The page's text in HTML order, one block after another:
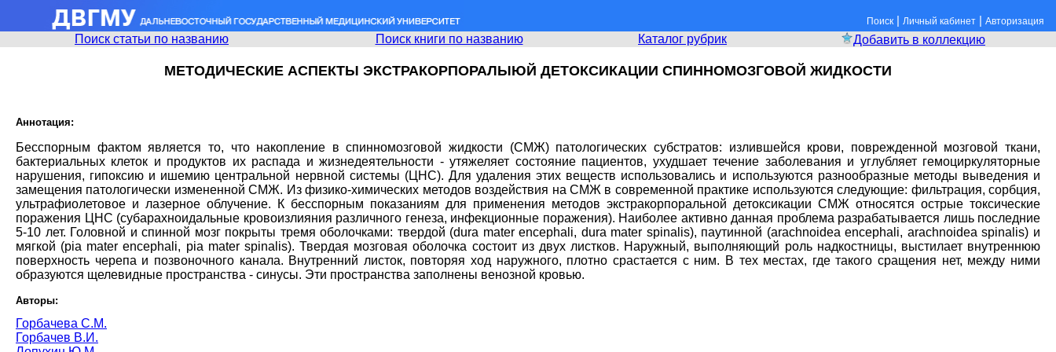
Поиск | Личный кабинет | Авторизация
Поиск статьи по названию Поиск книги по названию Каталог рубрик Добавить в коллекцию
МЕТОДИЧЕСКИЕ АСПЕКТЫ ЭКСТРАКОРПОРАЛЫЮЙ ДЕТОКСИКАЦИИ СПИННОМОЗГОВОЙ ЖИДКОСТИ
Аннотация:
Бесспорным фактом является то, что накопление в спинномозговой жидкости (СМЖ) патологических субстратов: излившейся крови, поврежденной мозговой ткани,
бактериальных клеток и продуктов их распада и жизнедеятельности - утяжеляет состояние пациентов, ухудшает течение заболевания и углубляет гемоциркуляторные
нарушения, гипоксию и ишемию центральной нервной системы (ЦНС). Для удаления этих веществ использовались и используются разнообразные методы выведения и
замещения патологически измененной СМЖ. Из физико-химических методов воздействия на СМЖ в современной практике используются следующие: фильтрация, сорбция,
ультрафиолетовое и лазерное облучение. К бесспорным показаниям для применения методов экстракорпоральной детоксикации СМЖ относятся острые токсические
поражения ЦНС (субарахноидальные кровоизлияния различного генеза, инфекционные поражения). Наиболее активно данная проблема разрабатывается лишь последние
5-10 лет. Головной и спинной мозг покрыты тремя оболочками: твердой (dura mater encephali, dura mater spinalis), паутинной (arachnoidea encephali, arachnoidea spinalis) и
мягкой (pia mater encephali, pia mater spinalis). Твердая мозговая оболочка состоит из двух листков. Наружный, выполняющий роль надкостницы, выстилает внутреннюю
поверхность черепа и позвоночного канала. Внутренний листок, повторяя ход наружного, плотно срастается с ним. В тех местах, где такого сращения нет, между ними
образуются щелевидные пространства - синусы. Эти пространства заполнены венозной кровью.
Авторы:
Горбачева С.М.
Горбачев В.И.